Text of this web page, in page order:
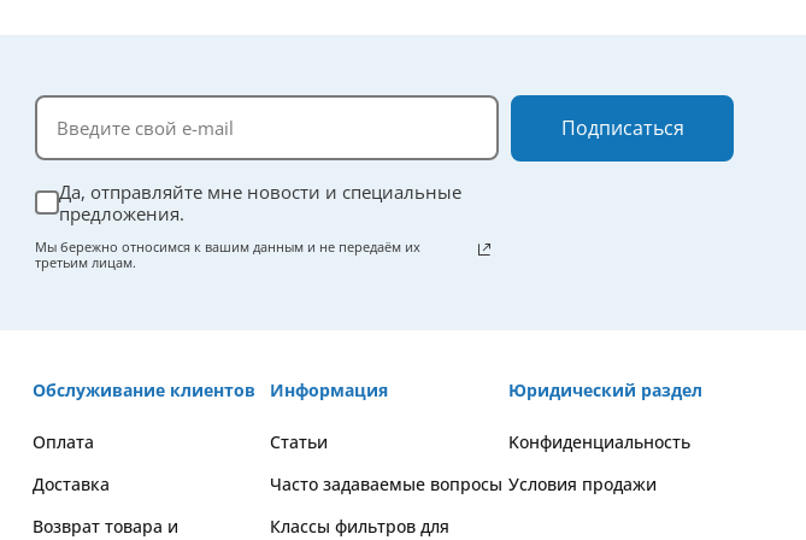
Да, отправляйте мне новости и специальные
предложения.
Мы бережно относимся к вашим данным и не передаём их
третьим лицам.
Подписаться
Обслуживание клиентов
Оплата
Доставка
Возврат товара и
Информация
Статьи
Часто задаваемые вопросы
Классы фильтров для
Юридический раздел
Kонфиденциальность
Условия продажи